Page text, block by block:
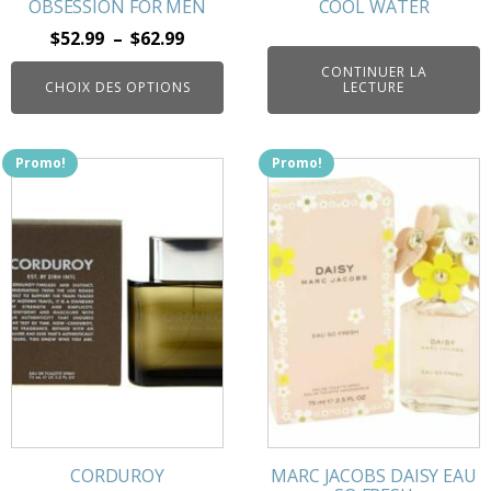
OBSESSION FOR MEN
$52.99 – $62.99Plage
de
prix :
$52.99
CHOIX DES OPTIONS
page
du
produit
COOL WATER
CONTINUER LA
LECTURE
Promo!
CORDUROY
Promo!
MARC JACOBS DAISY EAU